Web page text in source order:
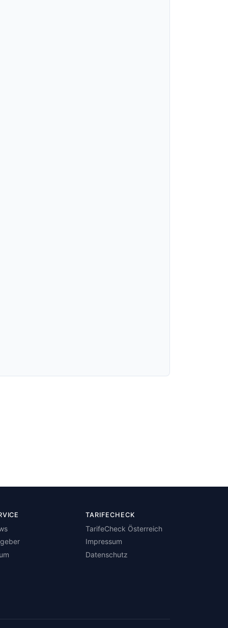
TARIFECHECK
TarifeCheck Österreich
Impressum
Datenschutz